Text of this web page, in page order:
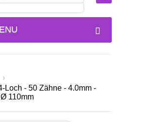
›
Loch - 50 Zähne - 4.0mm -
110mm